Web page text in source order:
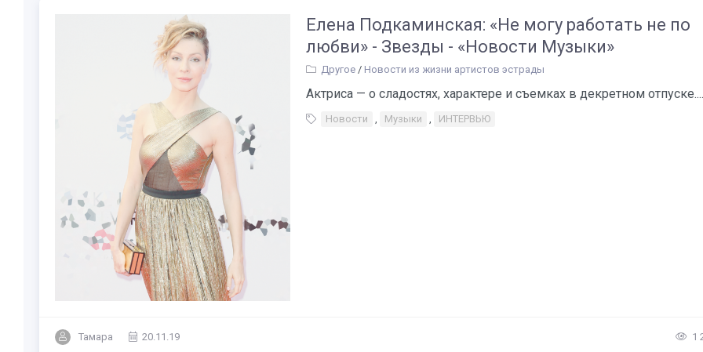
Елена Подкаминская: «Не могу работать не по
любви» - Звезды - «Новости Музыки»
Другое / Новости из жизни артистов эстрады
Актриса — о сладостях, характере и съемках в декретном
Новости , Музыки , ИНТЕРВЬЮ
Тамара 20.11.19 1